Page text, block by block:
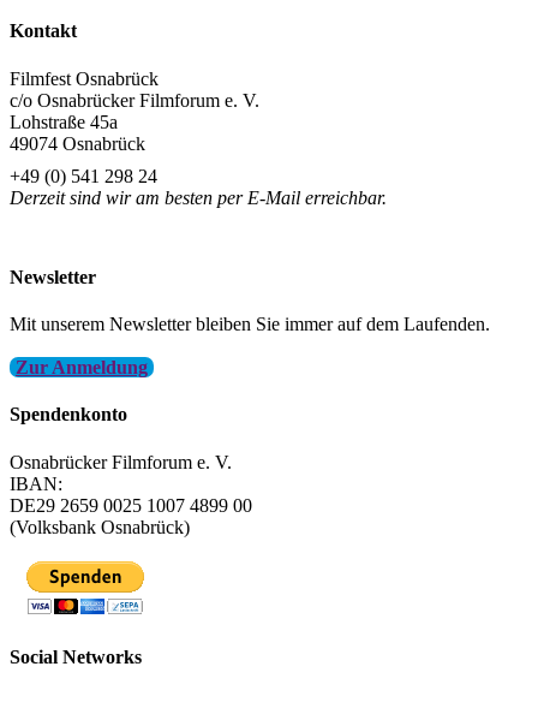
Kontakt
Filmfest Osnabrück
c/o Osnabrücker Filmforum e. V.
Lohstraße 45a
49074 Osnabrück
+49 (0) 541 298 24
Derzeit sind wir am besten per E-Mail erreichbar.
Newsletter
Mit unserem Newsletter bleiben Sie immer auf dem Laufenden.
Zur Anmeldung
Spendenkonto
Osnabrücker Filmforum e. V.
IBAN:
DE29 2659 0025 1007 4899 00
(Volksbank Osnabrück)
Social Networks